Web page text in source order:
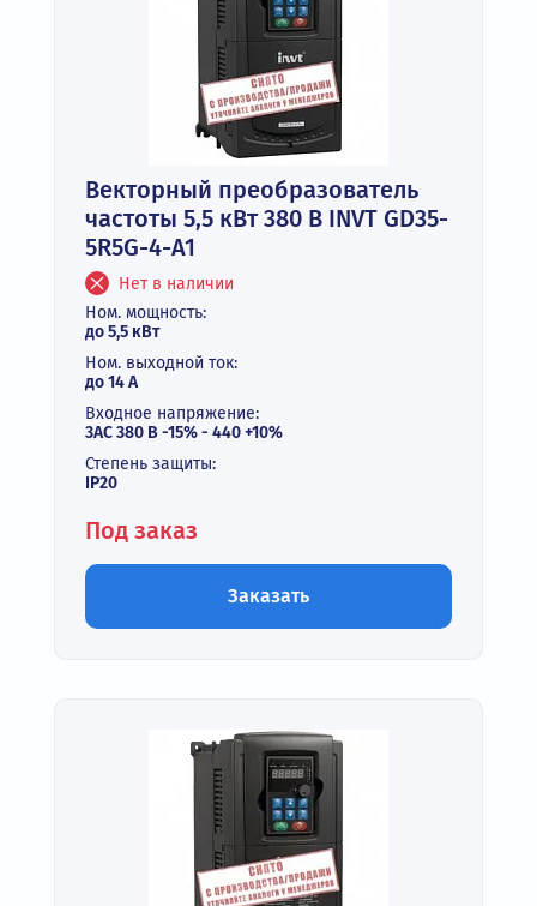
Векторный преобразователь
частоты 5,5 кВт 380 В INVT GD35-
5R5G-4-A1
Нет в наличии
Ном. мощность:
до 5,5 кВт
Ном. выходной ток:
до 14 А
Входное напряжение:
3АС 380 В -15% - 440 +10%
Степень защиты:
IP20
Под заказ
Заказать